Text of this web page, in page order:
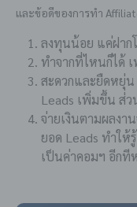
และข้อดีของการทำ
ลงทุนน้อย แค่ฝาก
ทำจากที่ไหนก็ได้
สะดวกและยืดหยุ่น
Leads เพิ่มขึ้น ส่
จ่ายเงินตามผลงา
ยอด Leads ทำใ
เป็นค่าคอมฯ อีกที